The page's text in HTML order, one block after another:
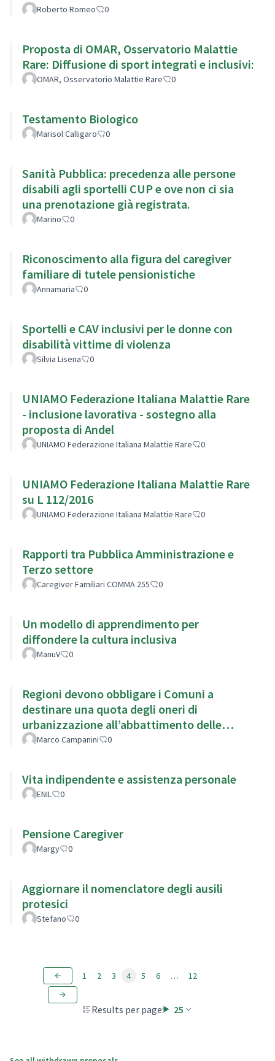
Roberto Romeo 0
Proposta di OMAR, Osservatorio Malattie
Rare: Diffusione di sport integrati e inclusivi:
OMAR, Osservatorio Malattie Rare 0
Testamento Biologico
Marisol Calligaro 0
Sanità Pubblica: precedenza alle persone
disabili agli sportelli CUP e ove non ci sia
una prenotazione già registrata.
Marino 0
Riconoscimento alla figura del caregiver
familiare di tutele pensionistiche
Annamaria 0
Sportelli e CAV inclusivi per le donne con
disabilità vittime di violenza
Silvia Lisena 0
UNIAMO Federazione Italiana Malattie Rare
- inclusione lavorativa - sostegno alla
proposta di Andel
UNIAMO Federazione Italiana Malattie Rare 0
UNIAMO Federazione Italiana Malattie Rare
su L 112/2016
UNIAMO Federazione Italiana Malattie Rare 0
Rapporti tra Pubblica Amministrazione e
Terzo settore
Caregiver Familiari COMMA 255 0
Un modello di apprendimento per
diffondere la cultura inclusiva
ManuV 0
Regioni devono obbligare i Comuni a
destinare una quota degli oneri di
urbanizzazione all’abbattimento delle
barriere architettoniche.
Marco Campanini 0
Vita indipendente e assistenza personale
ENIL 0
Pensione Caregiver
Margy 0
Aggiornare il nomenclatore degli ausili
protesici
Stefano 0
Results per page: 25
1 2 3 4 5 6 … 12